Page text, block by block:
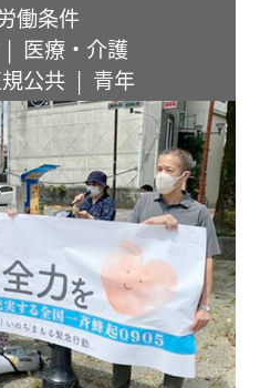
働条件
医療・介護
公共 青年